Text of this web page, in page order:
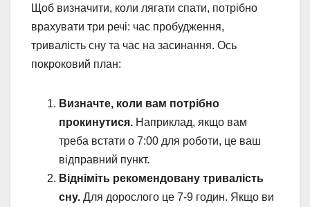
Щоб визначити, коли лягати спати, потрібно
врахувати три речі: час пробудження,
тривалість сну та час на засинання. Ось
покроковий план:
Визначте, коли вам потрібно
прокинутися. Наприклад, якщо вам
треба встати о 7:00 для роботи, це ваш
відправний пункт.
Відніміть рекомендовану тривалість
сну. Для дорослого це 7-9 годин. Якщо ви